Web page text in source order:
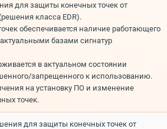
для защиты конечных точек от
класса EDR).
обеспечивается наличие работающего
базами сигнатур
в актуальном состоянии
запрещенного к использованию.
на установку ПО и изменение
точек.
для защиты конечных точек от